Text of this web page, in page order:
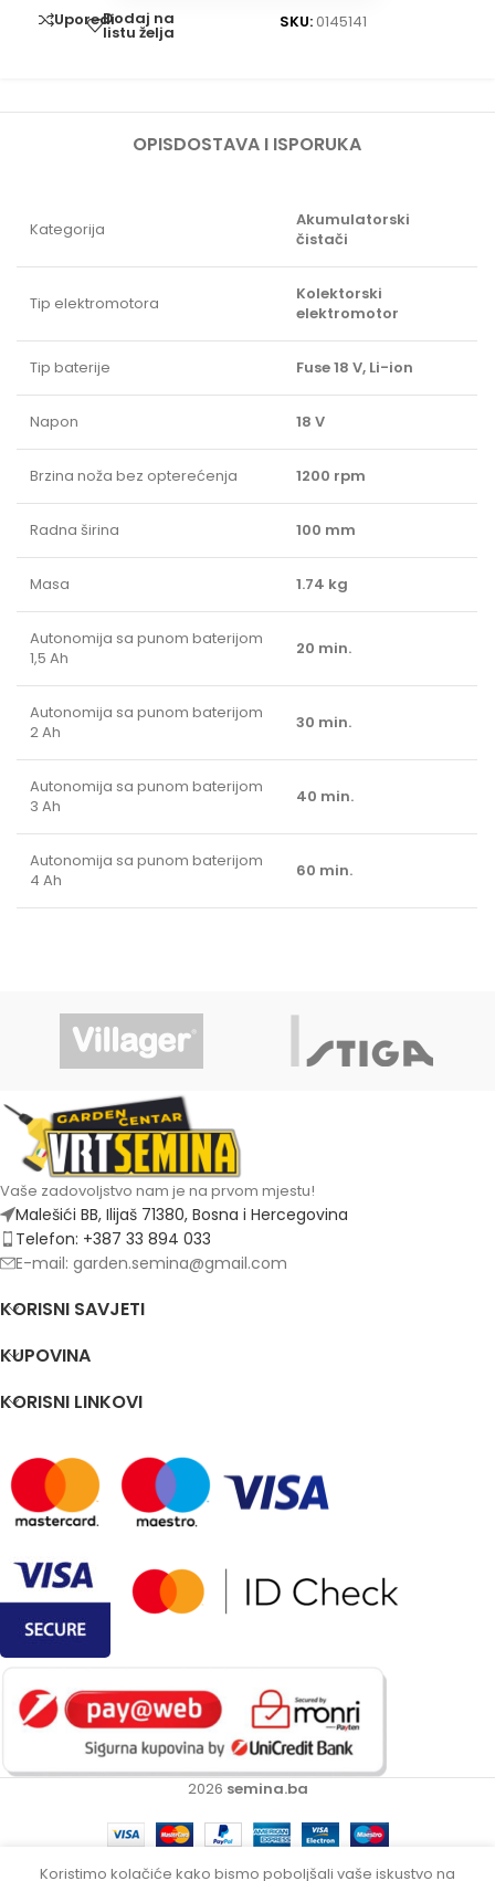
UporediDodaj na
listu želja
SKU: 0145141
OPISDOSTAVA I ISPORUKA
Kategorija
Akumulatorski
čistači
Tip elektromotora
Kolektorski
elektromotor
Tip baterije Fuse 18 V, Li-ion
Napon 18 V
Brzina noža bez opterećenja 1200 rpm
Radna širina 100 mm
Masa 1.74 kg
Autonomija sa punom baterijom
1,5 Ah
20 min.
Autonomija sa punom baterijom
2 Ah
30 min.
Autonomija sa punom baterijom
3 Ah
40 min.
Autonomija sa punom baterijom
4 Ah
60 min.
Vaše zadovoljstvo nam je na prvom mjestu!
Malešići BB, Ilijaš 71380, Bosna i Hercegovina
Telefon: +387 33 894 033
E-mail: garden.semina@gmail.com
KORISNI SAVJETI
KUPOVINA
KORISNI LINKOVI
2026 semina.ba
Koristimo kolačiće kako bismo poboljšali vaše iskustvo na